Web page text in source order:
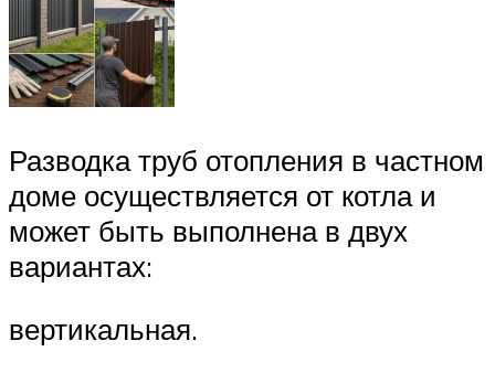
Разводка труб отопления в частном
доме осуществляется от котла и
может быть выполнена в двух
вариантах:
вертикальная.